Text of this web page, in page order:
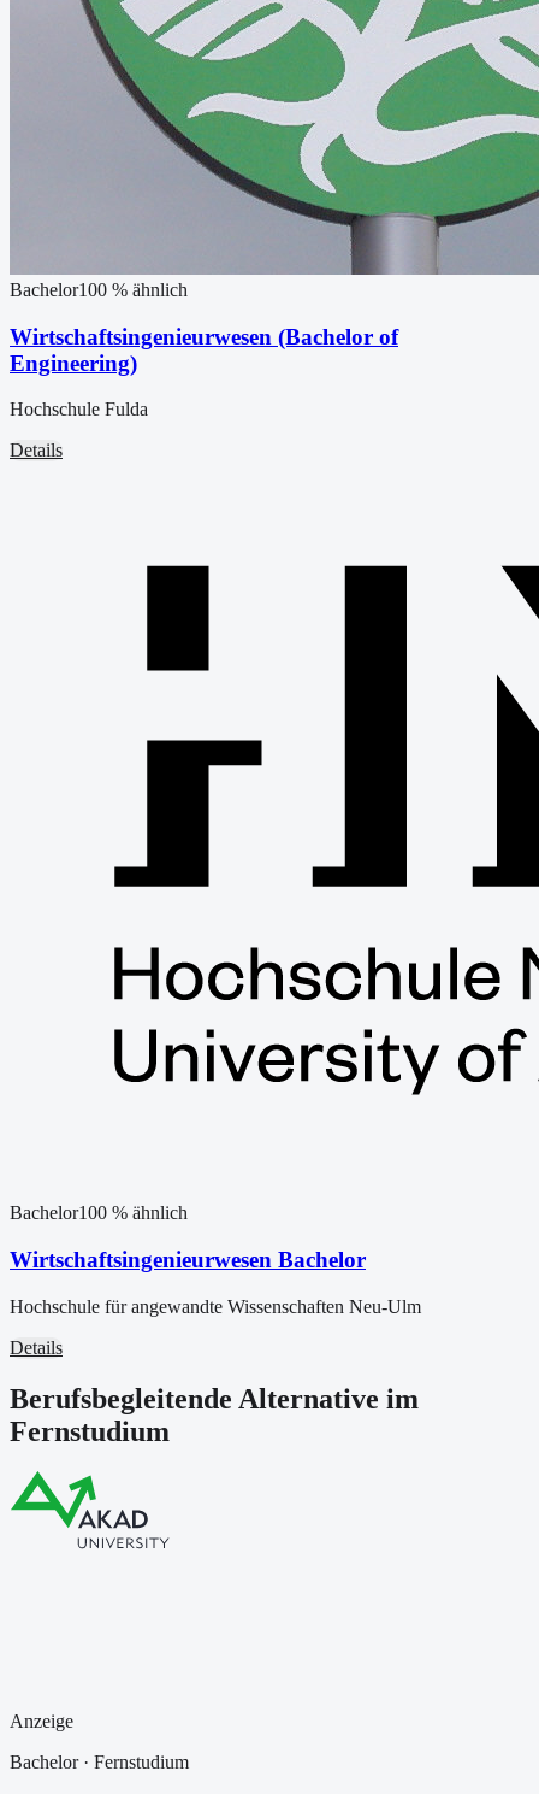
Bachelor100 % ähnlich
Wirtschaftsingenieurwesen (Bachelor of
Engineering)
Hochschule Fulda
Details
Bachelor100 % ähnlich
Wirtschaftsingenieurwesen Bachelor
Hochschule für angewandte Wissenschaften Neu-Ulm
Details
Berufsbegleitende Alternative im
Fernstudium
Anzeige
Bachelor· Fernstudium